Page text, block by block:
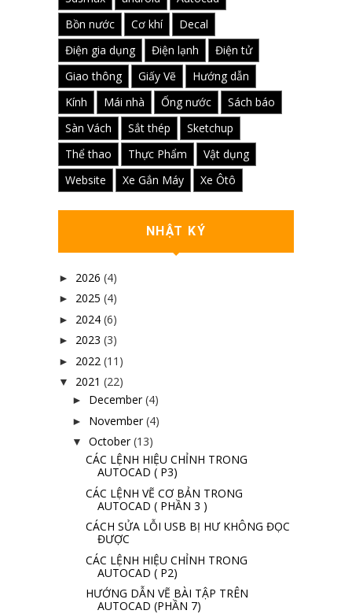
Bồn nước
Cơ khí
Decal
Điện gia dụng
Điện lạnh
Điện tử
Giao thông
Giấy Vẽ
Hướng dẫn
Kính
Mái nhà Ống nước
Sách báo
Sàn Vách
Sắt thép
Sketchup
Thể thao
Thực Phẩm
Vật dụng
Website
Xe Gắn Máy Xe Ôtô
NHẬT KÝ
► 2026 (4)
► 2025 (4)
► 2024 (6)
► 2023 (3)
► 2022 (11)
▼ 2021 (22)
► December (4)
► November (4)
▼ October (13)
CÁC LỆNH HIỆU CHỈNH TRONG
AUTOCAD ( P3)
CÁC LỆNH VẼ CƠ BẢN TRONG
AUTOCAD ( PHẦN 3 )
CÁCH SỬA LỖI USB BỊ HƯ KHÔNG ĐỌC
ĐƯỢC
CÁC LỆNH HIỆU CHỈNH TRONG
AUTOCAD ( P2)
HƯỚNG DẪN VẼ BÀI TẬP TRÊN
AUTOCAD (PHẦN 7)